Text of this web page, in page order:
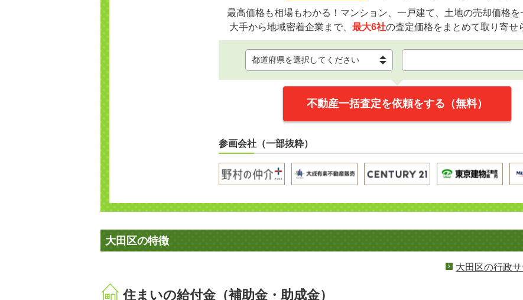
最高価格も相場もわかる！マンション、一戸建て、土地の売却価格を
大手から地域密着企業まで、 最大6社の査定価格をまとめて取り寄せ
不動産一括査定を依頼をする（無料）
参画会社（一部抜粋）
大田区の特徴
大田区の行政
住まいの給付金（補助金・助成金）